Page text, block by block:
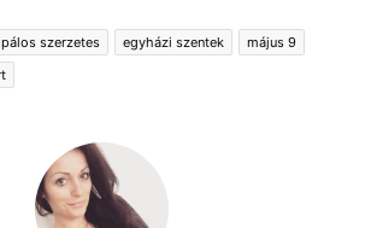
szerzetes egyházi szentek
május 9